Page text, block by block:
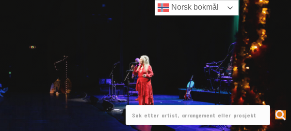
Norsk bokmål